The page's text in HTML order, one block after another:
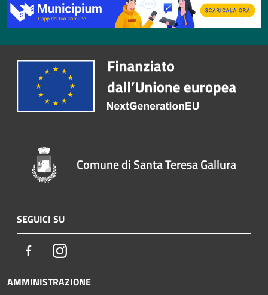
Comune di Santa Teresa Gallura
SEGUICI SU
FacebookInstagram
AMMINISTRAZIONE